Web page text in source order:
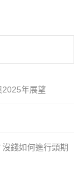
2025年展望
沒錢如何進行頭期